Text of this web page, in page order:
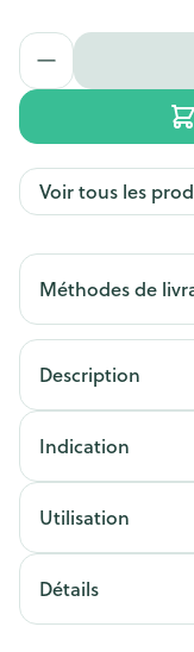
Quantité
Voir tous les
Méthodes de
Description
Indication
Utilisation
Détails